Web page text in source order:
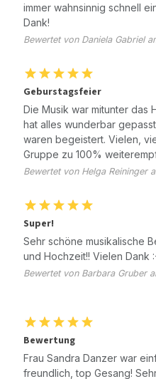
immer wahnsinnig schnell
Dank!
Bewertet von Daniela Gabriel
Geburstagsfeier
Die Musik war mitunter das
hat alles wunderbar
waren begeistert. Vielen,
Gruppe zu 100%
Bewertet von Helga Reininger
Super!
Sehr schöne musikalische
und Hochzeit!! Vielen Dank
Bewertet von Barbara Gruber
Bewertung
Frau Sandra Danzer war
freundlich, top Gesang!